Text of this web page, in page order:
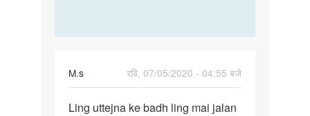
M.s
रवि, 07/05/2020 - 04:55 बजे
Ling
Ling uttejna ke badh ling mai jalan